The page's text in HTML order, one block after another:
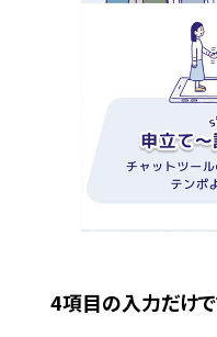
4項目の入力だけ